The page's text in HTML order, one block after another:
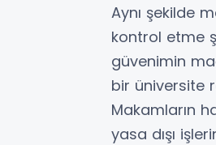
Aynı şekilde
kontrol etme
güvenimin
bir üniversite
Makamların
yasa dışı